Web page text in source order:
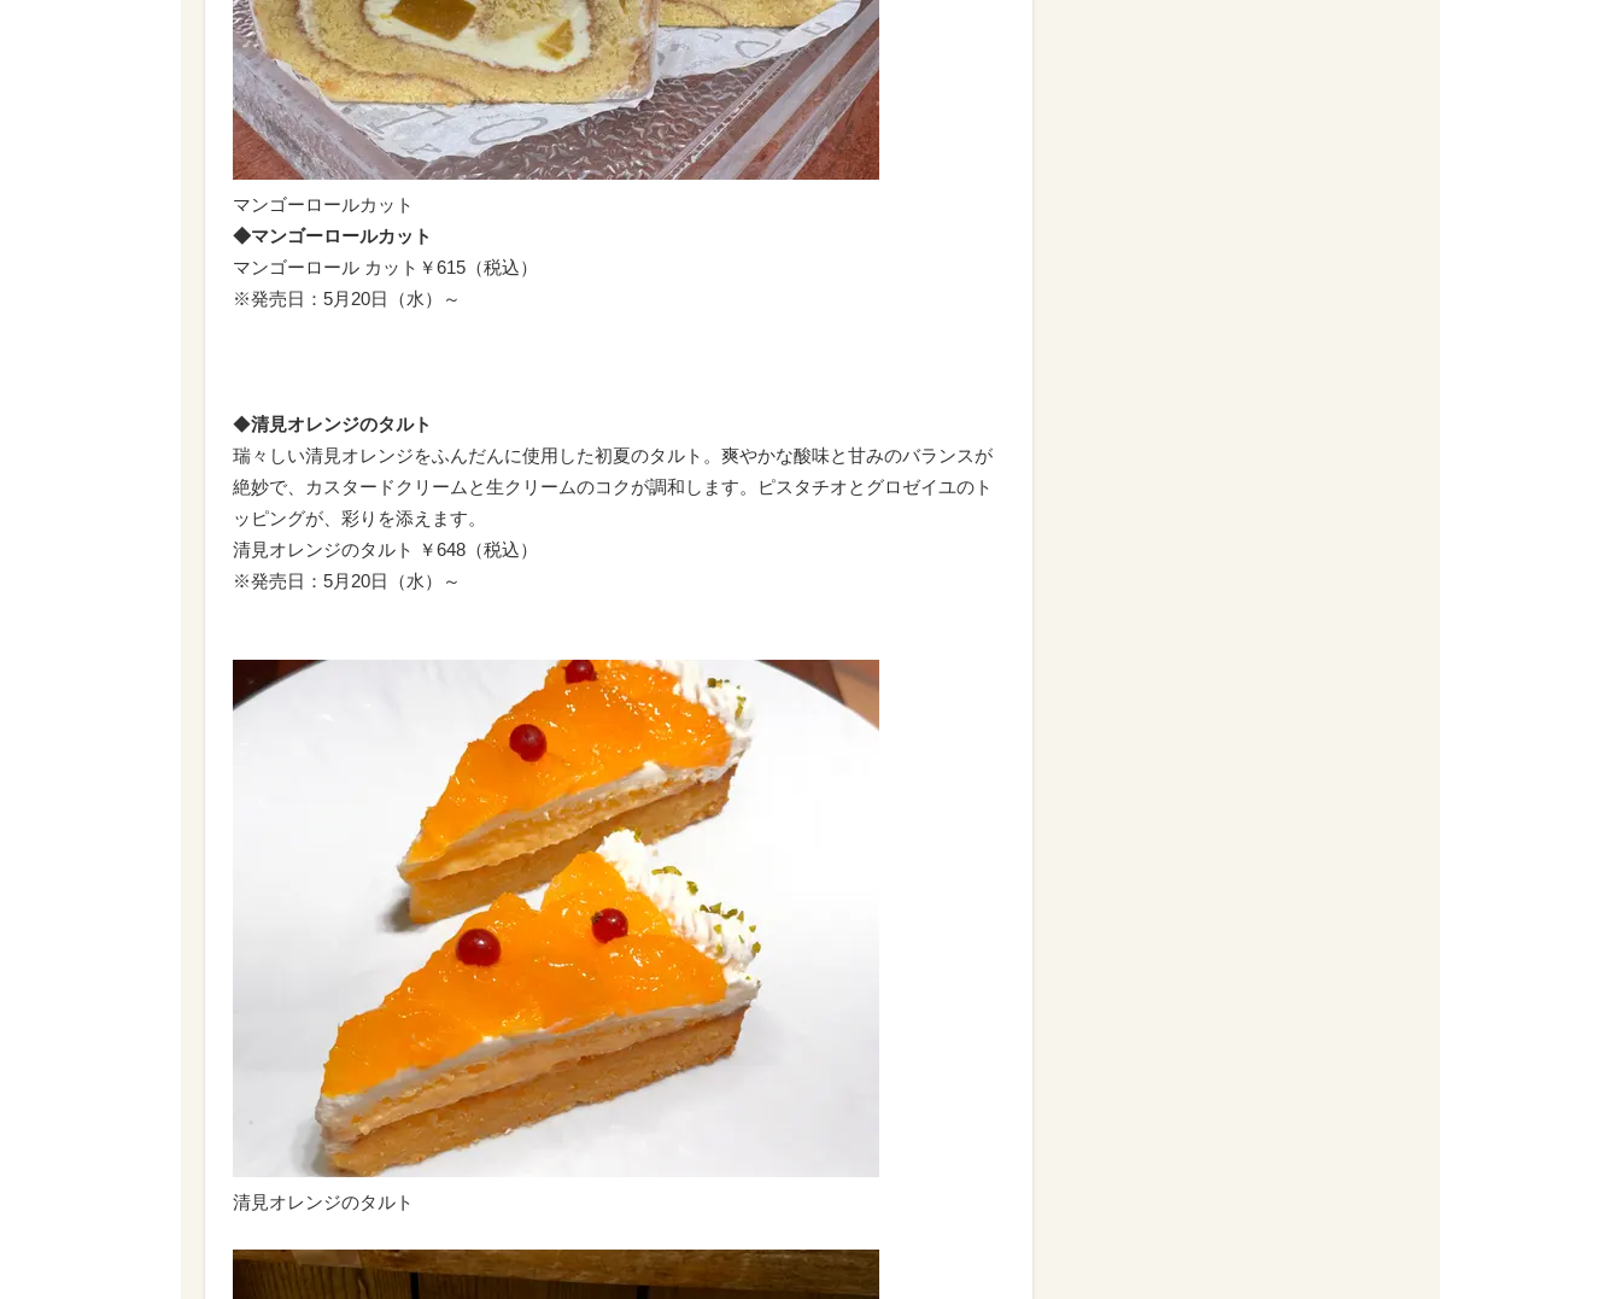
マンゴーロールカット
◆マンゴーロールカット
マンゴーロール カット￥615（税込）
※発売日：5月20日（水）～
◆清見オレンジのタルト
瑞々しい清見オレンジをふんだんに使用した初夏のタルト。爽やかな酸味と甘みのバランスが
絶妙で、カスタードクリームと生クリームのコクが調和します。ピスタチオとグロゼイユのト
ッピングが、彩りを添えます。
清見オレンジのタルト ￥648（税込）
※発売日：5月20日（水）～
清見オレンジのタルト